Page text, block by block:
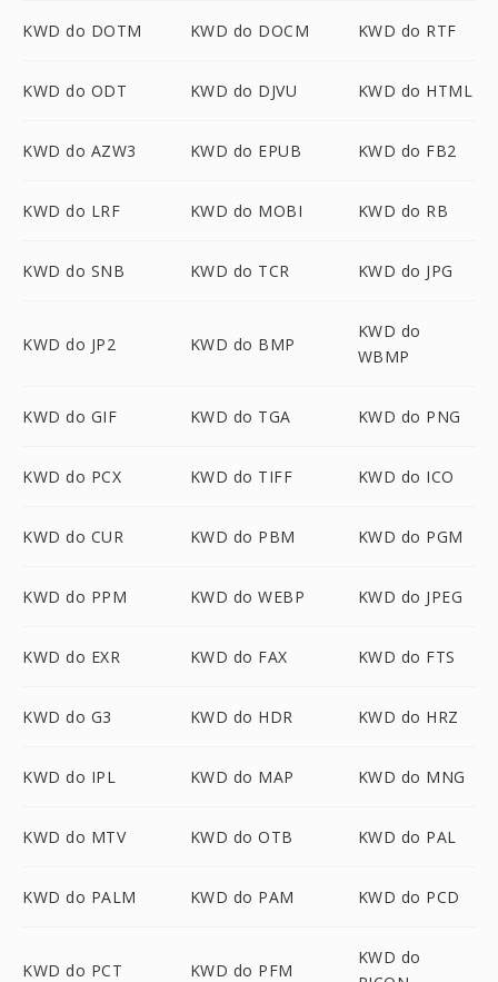
KWD do DOTM KWD do DOCM KWD do RTF
KWD do ODT KWD do DJVU KWD do HTML
KWD do AZW3 KWD do EPUB KWD do FB2
KWD do LRF KWD do MOBI KWD do RB
KWD do SNB KWD do TCR KWD do JPG
KWD do JP2 KWD do BMP
KWD do
WBMP
KWD do GIF KWD do TGA KWD do PNG
KWD do PCX KWD do TIFF KWD do ICO
KWD do CUR KWD do PBM KWD do PGM
KWD do PPM KWD do WEBP KWD do JPEG
KWD do EXR KWD do FAX KWD do FTS
KWD do G3 KWD do HDR KWD do HRZ
KWD do IPL KWD do MAP KWD do MNG
KWD do MTV KWD do OTB KWD do PAL
KWD do PALM KWD do PAM KWD do PCD
KWD do PCT KWD do PFM
KWD do